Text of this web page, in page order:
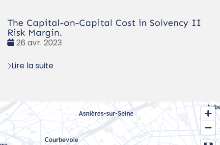
The Capital-on-Capital Cost in Solvency II
Risk Margin.
Date
26 avr. 2023
Lire la suite